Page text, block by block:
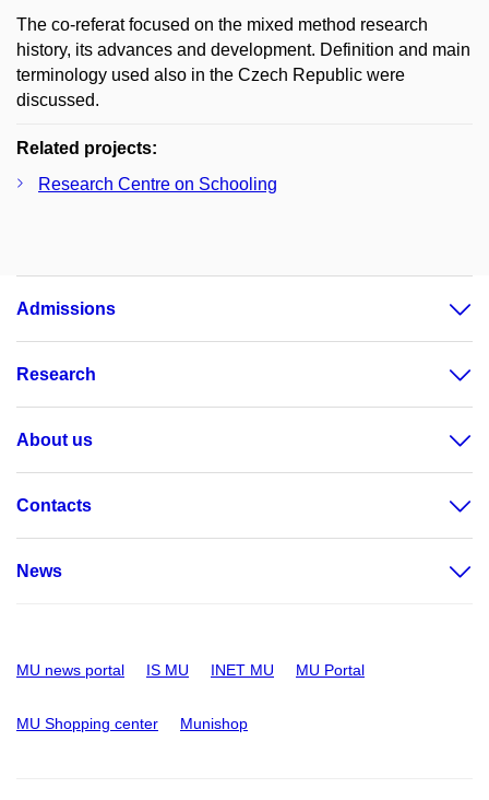
The co-referat focused on the mixed method research
history, its advances and development. Definition and main
terminology used also in the Czech Republic were
discussed.
Related projects:
Research Centre on Schooling
Admissions
Research
About us
Contacts
News
MU news portal IS MU INET MU MU Portal
MU Shopping center Munishop